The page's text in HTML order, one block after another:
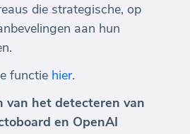
die strategische, op
aan hun
functie hier.
van het detecteren van
en OpenAI